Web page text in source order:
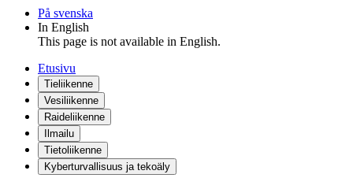
På svenska
In English
This page is not available in English.
Etusivu
Tieliikenne
Vesiliikenne
Raideliikenne
Ilmailu
Tietoliikenne
Kyberturvallisuus ja tekoäly